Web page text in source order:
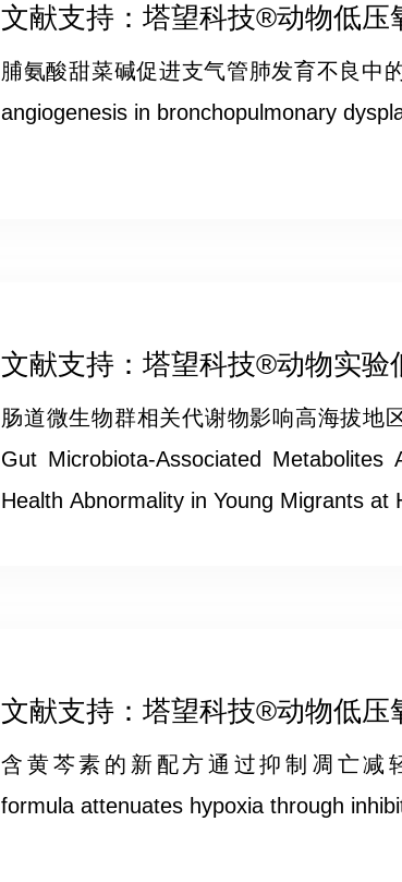
文献支持：塔望科技®动物低压
脯氨酸甜菜碱促进支气管肺发育不良中
angiogenesis in bronchopulmonary
文献支持：塔望科技®动物实验
肠道微生物群相关代谢物影响高海拔地
Gut Microbiota‐Associated
Health Abnormality in Young Migrants at
文献支持：塔望科技®动物低压
含黄芩素的新配方通过抑制凋亡减轻
formula attenuates hypoxia through